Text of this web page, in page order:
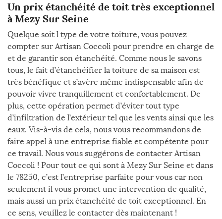
Un prix étanchéité de toit très exceptionnel
à Mezy Sur Seine
Quelque soit l type de votre toiture, vous pouvez
compter sur Artisan Coccoli pour prendre en charge de
et de garantir son étanchéité. Comme nous le savons
tous, le fait d’étanchéifier la toiture de sa maison est
très bénéfique et s’avère même indispensable afin de
pouvoir vivre tranquillement et confortablement. De
plus, cette opération permet d’éviter tout type
d’infiltration de l’extérieur tel que les vents ainsi que les
eaux. Vis-à-vis de cela, nous vous recommandons de
faire appel à une entreprise fiable et compétente pour
ce travail. Nous vous suggérons de contacter Artisan
Coccoli ! Pour tout ce qui sont à Mezy Sur Seine et dans
le 78250, c’est l’entreprise parfaite pour vous car non
seulement il vous promet une intervention de qualité,
mais aussi un prix étanchéité de toit exceptionnel. En
ce sens, veuillez le contacter dès maintenant !